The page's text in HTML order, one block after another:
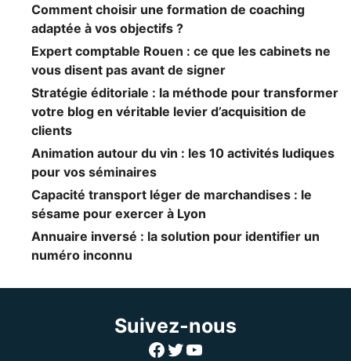
Comment choisir une formation de coaching
adaptée à vos objectifs ?
Expert comptable Rouen : ce que les cabinets ne
vous disent pas avant de signer
Stratégie éditoriale : la méthode pour transformer
votre blog en véritable levier d’acquisition de
clients
Animation autour du vin : les 10 activités ludiques
pour vos séminaires
Capacité transport léger de marchandises : le
sésame pour exercer à Lyon
Annuaire inversé : la solution pour identifier un
numéro inconnu
Suivez-nous
Facebook
Twitter
YouTube